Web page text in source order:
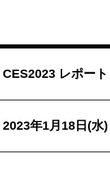
CES2023 レポー
2023年1月18日(水